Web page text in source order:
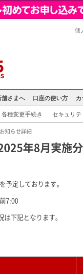
個
舗さまへ 口座の使い方 カ
各種変更手続き セキュリテ
知らせ詳細
年8月実施
予定しております。
7:00
下記となります。